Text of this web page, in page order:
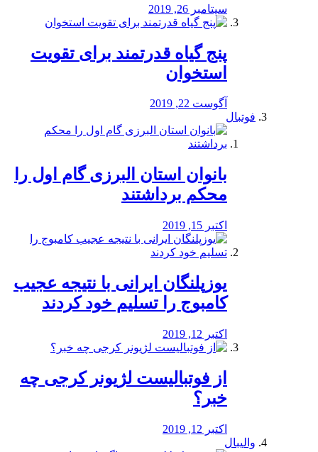
سپتامبر 26, 2019
پنج گیاه قدرتمند برای تقویت
استخوان
آگوست 22, 2019
فوتبال
بانوان استان البرزی گام اول را
محكم برداشتند
اکتبر 15, 2019
یوزپلنگان ایرانی با نتیجه عجیب
کامبوج را تسلیم خود کردند
اکتبر 12, 2019
از فوتبالیست لژیونر کرجی چه
خبر؟
اکتبر 12, 2019
والیبال